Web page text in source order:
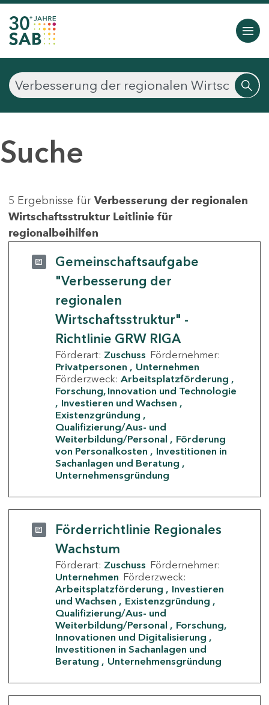
Suche
5 Ergebnisse für Verbesserung der regionalen
Wirtschaftsstruktur Leitlinie für
regionalbeihilfen
Gemeinschaftsaufgabe
"Verbesserung der
regionalen
Wirtschaftsstruktur" -
Richtlinie GRW RIGA
Förderart: Zuschuss Fördernehmer:
Privatpersonen
Unternehmen
Förderzweck: Arbeitsplatzförderung
Forschung, Innovation und Technologie
Investieren und Wachsen
Existenzgründung
Qualifizierung/Aus- und
Weiterbildung/Personal
Förderung
von Personalkosten
Investitionen in
Sachanlagen und Beratung
Unternehmensgründung
Förderrichtlinie Regionales
Wachstum
Förderart: Zuschuss Fördernehmer:
Unternehmen Förderzweck:
Arbeitsplatzförderung
Investieren
und Wachsen
Existenzgründung
Qualifizierung/Aus- und
Weiterbildung/Personal
Forschung,
Innovationen und Digitalisierung
Investitionen in Sachanlagen und
Beratung
Unternehmensgründung